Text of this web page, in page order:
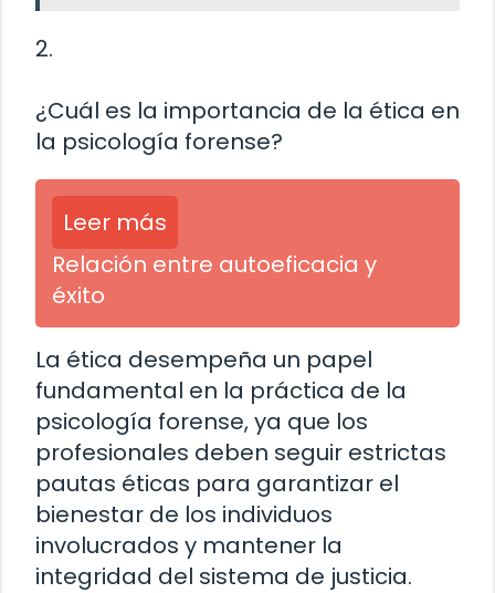
2.
¿Cuál es la importancia de la ética en
la psicología forense?
Leer más
Relación entre autoeficacia y
éxito
La ética desempeña un papel
fundamental en la práctica de la
psicología forense, ya que los
profesionales deben seguir estrictas
pautas éticas para garantizar el
bienestar de los individuos
involucrados y mantener la
integridad del sistema de justicia.